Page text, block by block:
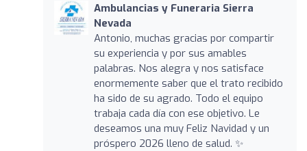
Ambulancias y Funeraria Sierra
Nevada
Antonio, muchas gracias por compartir
su experiencia y por sus amables
palabras. Nos alegra y nos satisface
enormemente saber que el trato recibido
ha sido de su agrado. Todo el equipo
trabaja cada día con ese objetivo. Le
deseamos una muy Feliz Navidad y un
próspero 2026 lleno de salud. ✨